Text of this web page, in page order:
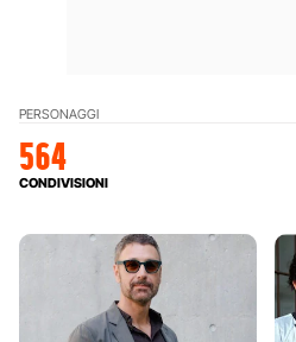
PERSONAGGI
564
CONDIVISIONI